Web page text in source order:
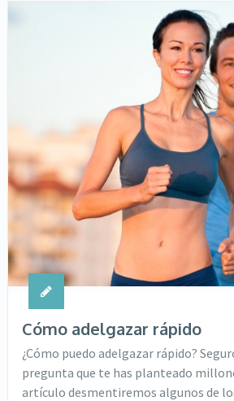
Cómo adelgazar rápido
¿Cómo puedo adelgazar rápido?
pregunta que te has planteado
artículo desmentiremos algunos de